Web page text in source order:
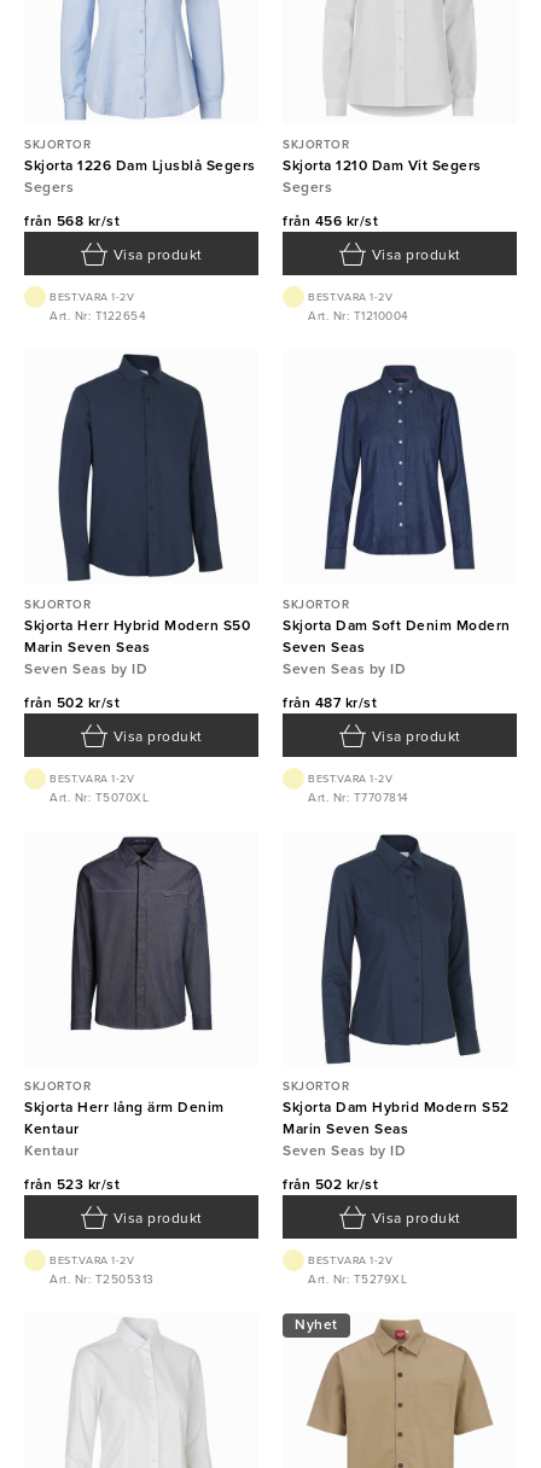
SKJORTOR
Skjorta 1226 Dam Ljusblå Segers
Segers
från 568 kr/st
Visa produkt
BEST.VARA 1-2V
Art. Nr: T122654
SKJORTOR
Skjorta 1210 Dam Vit Segers
Segers
från 456 kr/st
Visa produkt
BEST.VARA 1-2V
Art. Nr: T1210004
SKJORTOR
Skjorta Herr Hybrid Modern S50
Marin Seven Seas
Seven Seas by ID
från 502 kr/st
Visa produkt
BEST.VARA 1-2V
Art. Nr: T5070XL
SKJORTOR
Skjorta Dam Soft Denim Modern
Seven Seas
Seven Seas by ID
från 487 kr/st
Visa produkt
BEST.VARA 1-2V
Art. Nr: T7707814
SKJORTOR
Skjorta Herr lång ärm Denim
Kentaur
Kentaur
från 523 kr/st
Visa produkt
BEST.VARA 1-2V
Art. Nr: T2505313
SKJORTOR
Skjorta Dam Hybrid Modern S52
Marin Seven Seas
Seven Seas by ID
från 502 kr/st
Visa produkt
BEST.VARA 1-2V
Art. Nr: T5279XL
Nyhet